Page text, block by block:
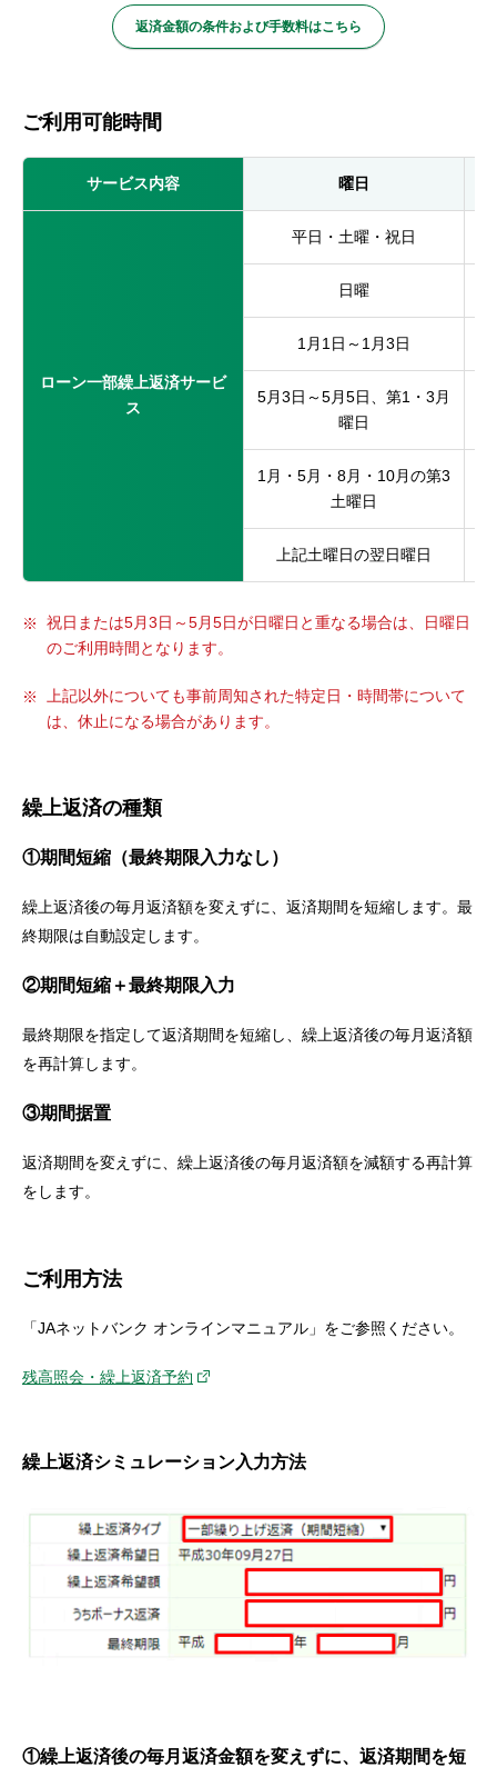
返済金額の条件および手数料はこちら
ご利用可能時間
サービス内容 曜日
ローン一部繰上返済サービ
ス
平日・土曜・祝日
日曜
1月1日～1月3日
5月3日～5月5日、第1・3月
曜日
1月・5月・8月・10月の第3
土曜日
上記土曜日の翌日曜日
祝日または5月3日～5月5日が日曜日と重なる場合は、日曜日
のご利用時間となります。
上記以外についても事前周知された特定日・時間帯について
は、休止になる場合があります。
繰上返済の種類
①期間短縮（最終期限入力なし）
繰上返済後の毎月返済額を変えずに、返済期間を短縮します。最
終期限は自動設定します。
②期間短縮＋最終期限入力
最終期限を指定して返済期間を短縮し、繰上返済後の毎月返済額
を再計算します。
③期間据置
返済期間を変えずに、繰上返済後の毎月返済額を減額する再計算
をします。
ご利用方法
「JAネットバンク オンラインマニュアル」をご参照ください。
残高照会・繰上返済予約
繰上返済シミュレーション入力方法
①繰上返済後の毎月返済金額を変えずに、返済期間を短